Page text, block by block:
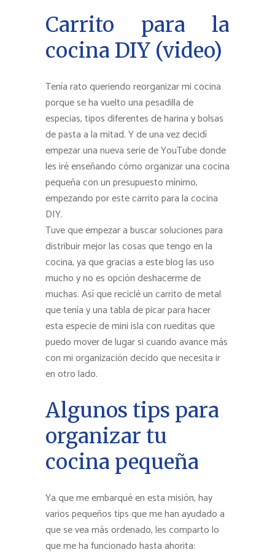
Carrito para la
cocina DIY (video)
Tenía rato queriendo reorganizar mi cocina
porque se ha vuelto una pesadilla de
especias, tipos diferentes de harina y bolsas
de pasta a la mitad. Y de una vez decidí
empezar una nueva serie de YouTube donde
les iré enseñando cómo organizar una cocina
pequeña con un presupuesto mínimo,
empezando por este carrito para la cocina
DIY.
Tuve que empezar a buscar soluciones para
distribuir mejor las cosas que tengo en la
cocina, ya que gracias a este blog las uso
mucho y no es opción deshacerme de
muchas. Así que reciclé un carrito de metal
que tenía y una tabla de picar para hacer
esta especie de mini isla con rueditas que
puedo mover de lugar si cuando avance más
con mi organización decido que necesita ir
en otro lado.
Algunos tips para
organizar tu
cocina pequeña
Ya que me embarqué en esta misión, hay
varios pequeños tips que me han ayudado a
que se vea más ordenado, les comparto lo
que me ha funcionado hasta ahorita: